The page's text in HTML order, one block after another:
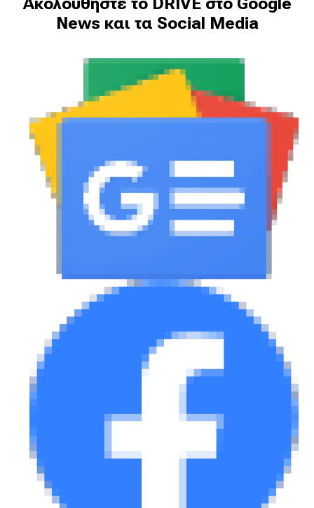
News και τα Social Media